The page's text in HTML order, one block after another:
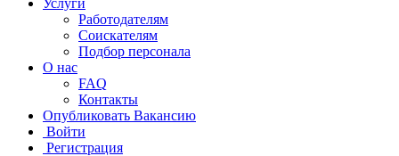
Услуги
Работодателям
Соискателям
Подбор персонала
О нас
FAQ
Контакты
Опубликовать Вакансию
Войти
Регистрация